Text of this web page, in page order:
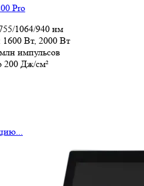
Pro
1064/940 нм
Вт, 2000 Вт
импульсов
200 Дж/см²